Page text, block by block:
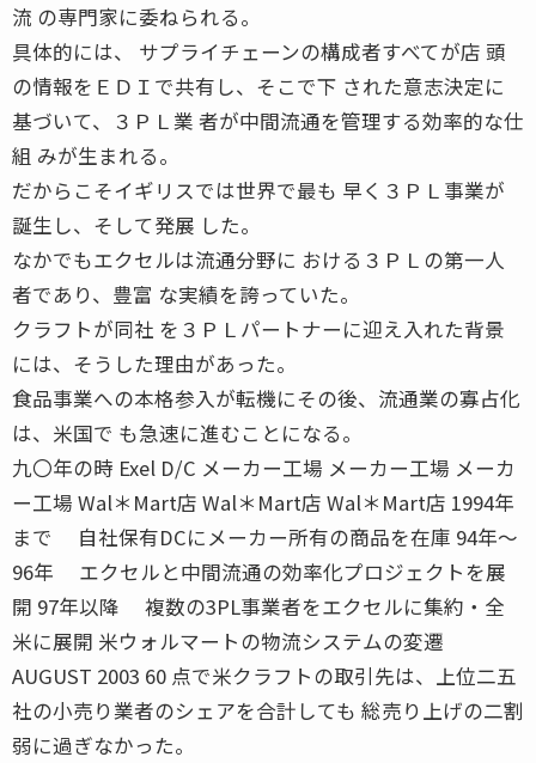
流 の専門家に委ねられる。
具体的には、 サプライチェーンの構成者すべてが店 頭
の情報をＥＤＩで共有し、そこで下 された意志決定に
基づいて、３ＰＬ業 者が中間流通を管理する効率的な仕
組 みが生まれる。
だからこそイギリスでは世界で最も 早く３ＰＬ事業が
誕生し、そして発展 した。
なかでもエクセルは流通分野に おける３ＰＬの第一人
者であり、豊富 な実績を誇っていた。
クラフトが同社 を３ＰＬパートナーに迎え入れた背景
には、そうした理由があった。
食品事業への本格参入が転機にその後、流通業の寡占化
は、米国で も急速に進むことになる。
九〇年の時 Exel D/C メーカー工場 メーカー工場 メーカ
ー工場 Wal＊Mart店 Wal＊Mart店 Wal＊Mart店 1994年
まで 自社保有DCにメーカー所有の商品を在庫 94年〜
96年 エクセルと中間流通の効率化プロジェクトを展
開 97年以降 複数の3PL事業者をエクセルに集約・全
米に展開 米ウォルマートの物流システムの変遷
AUGUST 2003 60 点で米クラフトの取引先は、上位二五
社の小売り業者のシェアを合計しても 総売り上げの二割
弱に過ぎなかった。